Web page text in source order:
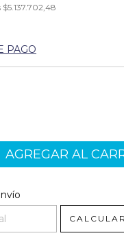
$5.137.702,48
PAGO
CALCULAR